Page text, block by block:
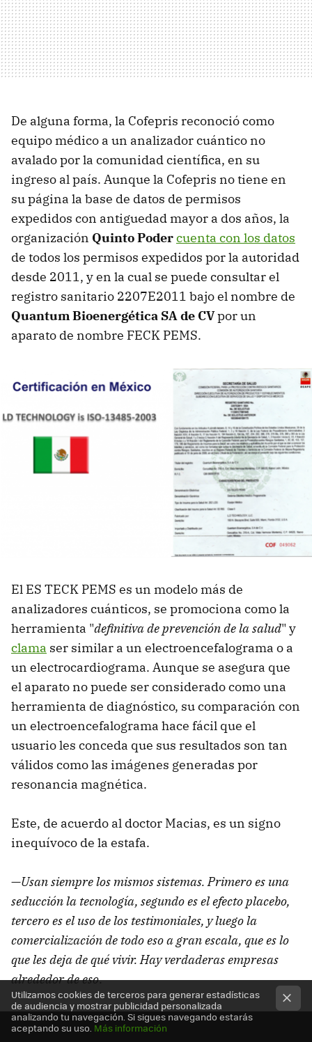
De alguna forma, la Cofepris reconoció como
equipo médico a un analizador cuántico no
avalado por la comunidad científica, en su
ingreso al país. Aunque la Cofepris no tiene en
su página la base de datos de permisos
expedidos con antiguedad mayor a dos años, la
organización Quinto Podercuenta con los datos
de todos los permisos expedidos por la autoridad
desde 2011, y en la cual se puede consultar el
registro sanitario 2207E2011 bajo el nombre de
Quantum Bioenergética SA de CVpor un
aparato de nombre FECK PEMS.
El ES TECK PEMS es un modelo más de
analizadores cuánticos, se promociona como la
herramienta "definitiva de prevención de la salud" y
clama ser similar a un electroencefalograma o a
un electrocardiograma. Aunque se asegura que
el aparato no puede ser considerado como una
herramienta de diagnóstico, su comparación con
un electroencefalograma hace fácil que el
usuario les conceda que sus resultados son tan
válidos como las imágenes generadas por
resonancia magnética.
Este, de acuerdo al doctor Macias, es un signo
inequívoco de la estafa.
—Usan siempre los mismos sistemas. Primero es una
seducción la tecnología, segundo es el efecto placebo,
tercero es el uso de los testimoniales, y luego la
comercialización de todo eso a gran escala, que es lo
que les deja de qué vivir. Hay verdaderas empresas
alrededor de eso.
Utilizamos cookies de terceros para generar estadísticas
de audiencia y mostrar publicidad personalizada
analizando tu navegación. Si sigues navegando estarás
aceptando su uso. Más información